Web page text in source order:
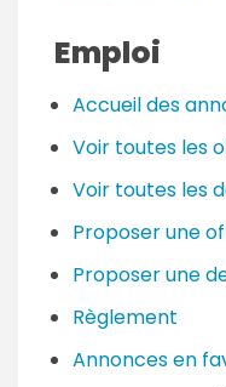
Emploi
Accueil des
Voir toutes les
Voir toutes les
Proposer une
Proposer une
Règlement
Annonces en